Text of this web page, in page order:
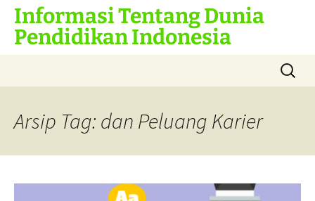
Informasi Tentang Dunia
Pendidikan Indonesia
Cari
untuk:
Arsip Tag: dan Peluang Karier